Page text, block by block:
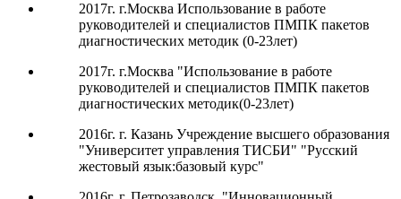
2017г. г.Москва Использование в работе
руководителей и специалистов ПМПК пакетов
диагностических методик (0-23лет)
2017г. г.Москва "Использование в работе
руководителей и специалистов ПМПК пакетов
диагностических методик(0-23лет)
2016г. г. Казань Учреждение высшего образования
"Университет управления ТИСБИ" "Русский
жестовый язык:базовый курс"